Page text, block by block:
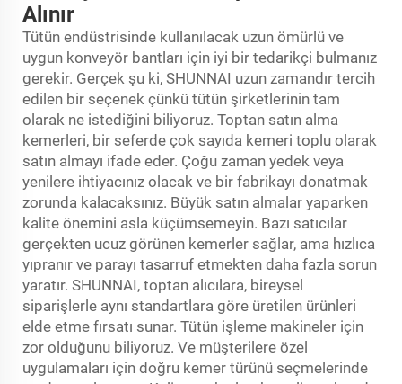
Alınır
Tütün endüstrisinde kullanılacak uzun ömürlü ve
uygun konveyör bantları için iyi bir tedarikçi bulmanız
gerekir. Gerçek şu ki, SHUNNAI uzun zamandır tercih
edilen bir seçenek çünkü tütün şirketlerinin tam
olarak ne istediğini biliyoruz. Toptan satın alma
kemerleri, bir seferde çok sayıda kemeri toplu olarak
satın almayı ifade eder. Çoğu zaman yedek veya
yenilere ihtiyacınız olacak ve bir fabrikayı donatmak
zorunda kalacaksınız. Büyük satın almalar yaparken
kalite önemini asla küçümsemeyin. Bazı satıcılar
gerçekten ucuz görünen kemerler sağlar, ama hızlıca
yıpranır ve parayı tasarruf etmekten daha fazla sorun
yaratır. SHUNNAI, toptan alıcılara, bireysel
siparişlerle aynı standartlara göre üretilen ürünleri
elde etme fırsatı sunar. Tütün işleme makineler için
zor olduğunu biliyoruz. Ve müşterilere özel
uygulamaları için doğru kemer türünü seçmelerinde